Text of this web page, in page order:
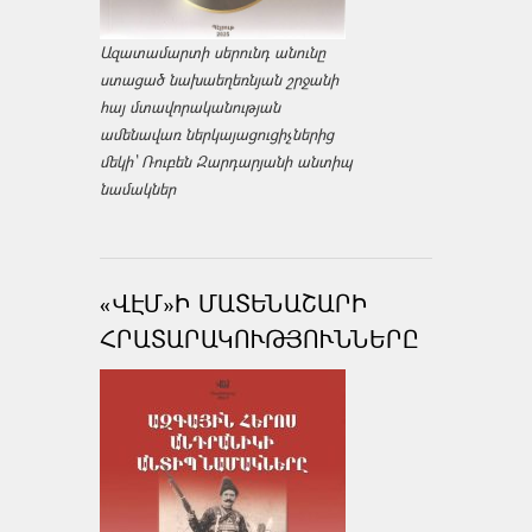
Ազատամարտի սերունդ անունը
ստացած նախաեղեռնյան շրջանի
հայ մտավորականության
ամենավառ ներկայացուցիչներից
մեկի՝ Ռուբեն Զարդարյանի անտիպ
նամակներ
«ՎԷՄ»Ի ՄԱՏԵՆԱՇԱՐԻ
ՀՐԱՏԱՐԱԿՈՒԹՅՈՒՆՆԵՐԸ